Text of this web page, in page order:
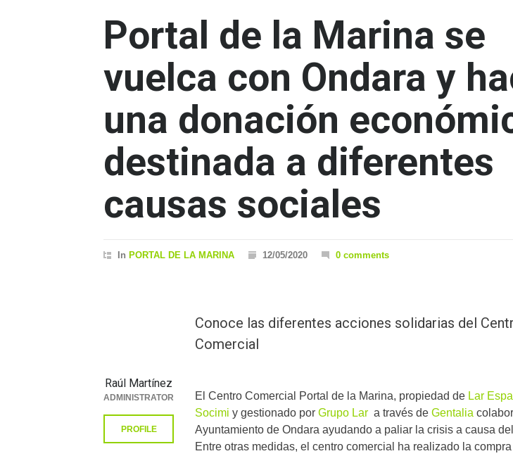
Portal de la Marina se
vuelca con Ondara y
una donación
destinada a diferentes
causas sociales
In PORTAL DE LA MARINA 12/05/2020 0 comments
Conoce las diferentes acciones solidarias del
Comercial
El Centro Comercial Portal de la Marina, propiedad de Lar
Socimi y gestionado por Grupo Lar a través de Gentalia
Ayuntamiento de Ondara ayudando a paliar la crisis a causa
Entre otras medidas, el centro comercial ha realizado la
Raúl Martínez
ADMINISTRATOR
PROFILE